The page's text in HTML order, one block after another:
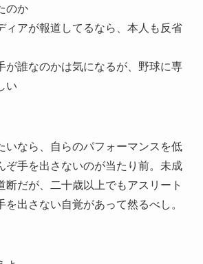
のか
ィアが報道してるなら、本人も反省
が誰なのかは気になるが、野球に専
い
いなら、自らのパフォーマンスを低
ぞ手を出さないのが当たり前。未成
断だが、二十歳以上でもアスリート
を出さない自覚があって然るべし。